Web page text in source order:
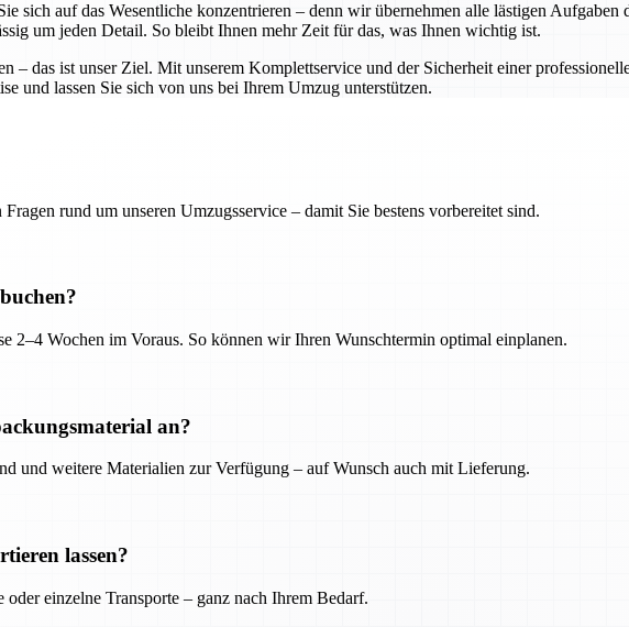
sich auf das Wesentliche konzentrieren – denn wir übernehmen alle lästigen
um jeden Detail. So bleibt Ihnen mehr Zeit für das, was Ihnen wichtig ist.
– das ist unser Ziel. Mit unserem Komplettservice und der Sicherheit einer
und lassen Sie sich von uns bei Ihrem Umzug unterstützen.
rund um unseren Umzugsservice – damit Sie bestens vorbereitet sind.
2–4 Wochen im Voraus. So können wir Ihren Wunschtermin optimal einplanen.
an?
und weitere Materialien zur Verfügung – auf Wunsch auch mit Lieferung.
lassen?
einzelne Transporte – ganz nach Ihrem Bedarf.